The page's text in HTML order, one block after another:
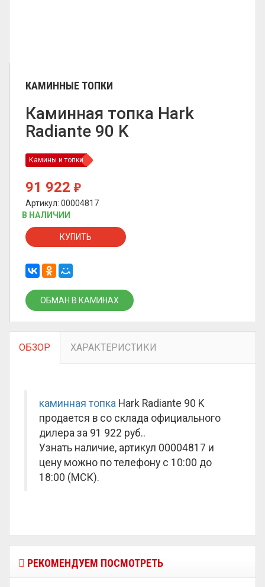
КАМИННЫЕ ТОПКИ
Каминная топка Hark
Radiante 90 K
Камины и топки
91 922 ₽
Артикул: 00004817
В НАЛИЧИИ
КУПИТЬ
ОБМАН В КАМИНАХ
ОБЗОР ХАРАКТЕРИСТИКИ
каминная топка Hark Radiante 90 K
продается в со склада официального
дилера за 91 922 руб..
Узнать наличие, артикул 00004817 и
цену можно по телефону с 10:00 до
18:00 (МСК).
РЕКОМЕНДУЕМ ПОСМОТРЕТЬ